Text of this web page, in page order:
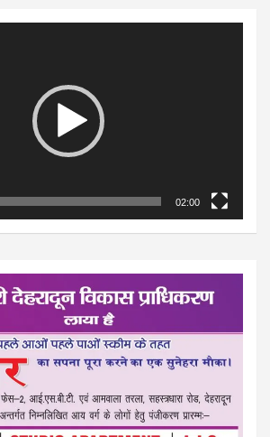
02:00